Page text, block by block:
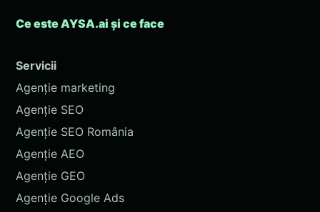
Ce este AYSA.ai și ce face
Servicii
Agenție marketing
Agenție SEO
Agenție SEO România
Agenție AEO
Agenție GEO
Agenție Google Ads